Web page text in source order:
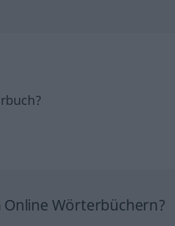
Online Wörterbüchern?